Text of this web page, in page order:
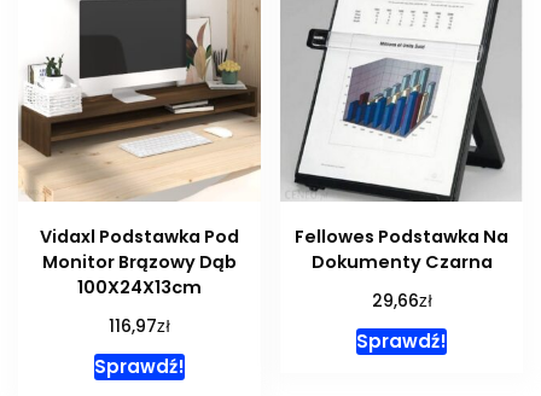
Vidaxl Podstawka Pod
Monitor Brązowy Dąb
100X24X13cm
116,97zł
Sprawdź!
Fellowes Podstawka Na
Dokumenty Czarna
29,66zł
Sprawdź!